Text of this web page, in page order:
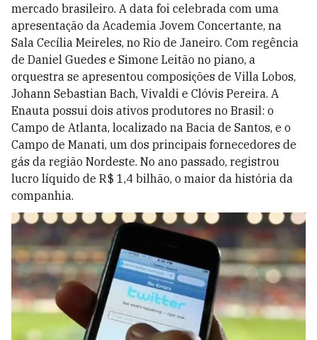
mercado brasileiro. A data foi celebrada com uma
apresentação da Academia Jovem Concertante, na
Sala Cecília Meireles, no Rio de Janeiro. Com regência
de Daniel Guedes e Simone Leitão no piano, a
orquestra se apresentou composições de Villa Lobos,
Johann Sebastian Bach, Vivaldi e Clóvis Pereira. A
Enauta possui dois ativos produtores no Brasil: o
Campo de Atlanta, localizado na Bacia de Santos, e o
Campo de Manati, um dos principais fornecedores de
gás da região Nordeste. No ano passado, registrou
lucro líquido de R$ 1,4 bilhão, o maior da história da
companhia.